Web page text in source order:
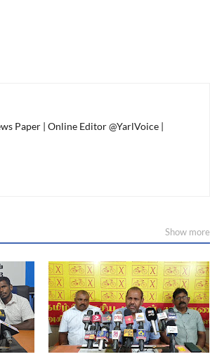
Paper | Online Editor @YarlVoice |
Show more